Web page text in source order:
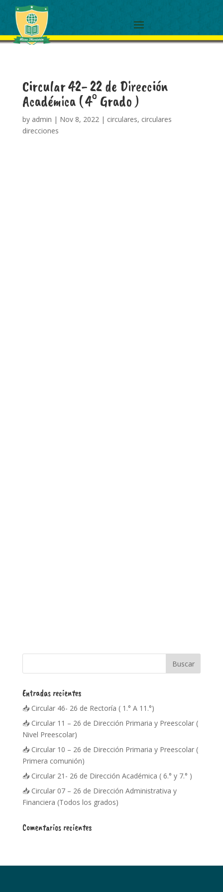
Circular 42- 22 de Dirección
Académica ( 4° Grado )
by admin | Nov 8, 2022| circulares, circulares
direcciones
Entradas recientes
📥 Circular 46- 26 de Rectoría ( 1.° A 11.°)
📥 Circular 11 – 26 de Dirección Primaria y Preescolar (
Nivel Preescolar)
📥 Circular 10 – 26 de Dirección Primaria y Preescolar (
Primera comunión)
📥 Circular 21- 26 de Dirección Académica ( 6.° y 7.° )
📥 Circular 07 – 26 de Dirección Administrativa y
Financiera (Todos los grados)
Comentarios recientes